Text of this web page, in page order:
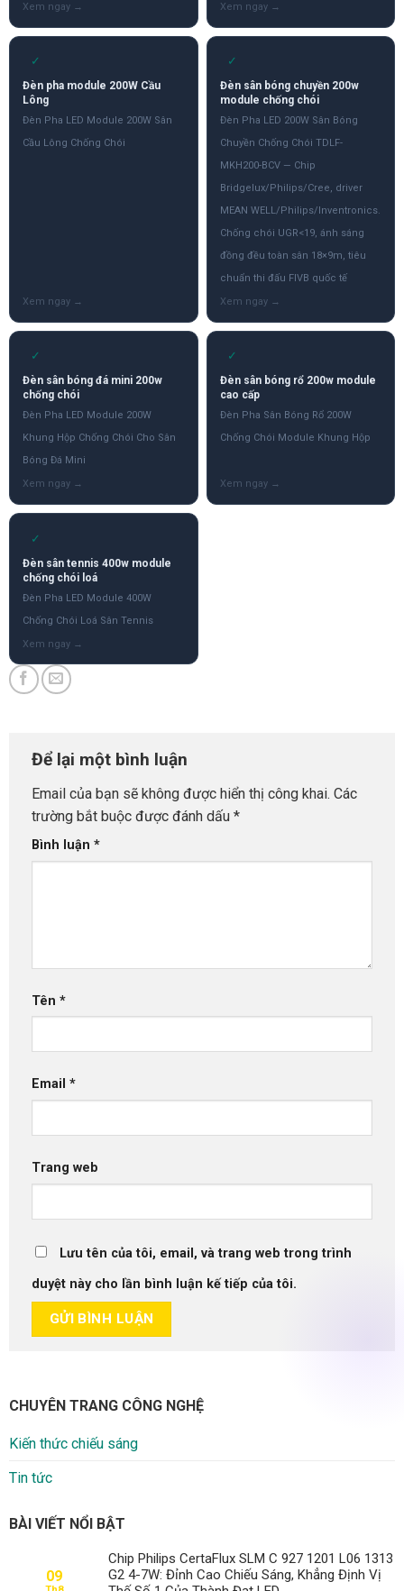
✓
Đèn pha module 200W Cầu
Lông
Đèn Pha LED Module 200W Sân
Cầu Lông Chống Chói
✓
Đèn sân bóng chuyền 200w
module chống chói
Đèn Pha LED 200W Sân Bóng
Chuyền Chống Chói TDLF-
MKH200-BCV — Chip
Bridgelux/Philips/Cree, driver
MEAN WELL/Philips/Inventronics.
Chống chói UGR<19, ánh sáng
đồng đều toàn sân 18×9m, tiêu
chuẩn thi đấu FIVB quốc tế
✓
Đèn sân bóng đá mini 200w
chống chói
Đèn Pha LED Module 200W
Khung Hộp Chống Chói Cho Sân
Bóng Đá Mini
✓
Đèn sân bóng rổ 200w module
cao cấp
Đèn Pha Sân Bóng Rổ 200W
Chống Chói Module Khung Hộp
✓
Đèn sân tennis 400w module
chống chói loá
Đèn Pha LED Module 400W
Chống Chói Loá Sân Tennis
Để lại một bình luận
Email của bạn sẽ không được hiển thị công khai. Các
trường bắt buộc được đánh dấu *
Bình luận *
Tên *
Email *
Trang web
Lưu tên của tôi, email, và trang web trong trình
duyệt này cho lần bình luận kế tiếp của tôi.
CHUYÊN TRANG CÔNG NGHỆ
Kiến thức chiếu sáng
Tin tức
BÀI VIẾT NỔI BẬT
09
Chip Philips CertaFlux SLM C 927 1201 L06 1313
G2 4-7W: Đỉnh Cao Chiếu Sáng, Khẳng Định Vị